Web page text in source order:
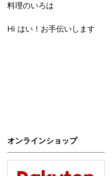
料理のいろは
Hi はい！お手伝いします
オンラインショップ